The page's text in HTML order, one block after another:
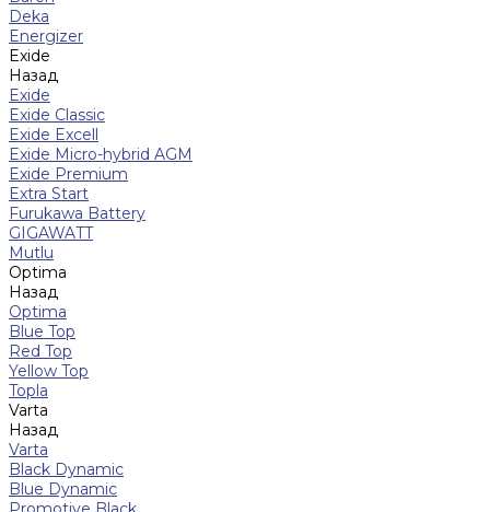
Deka
Energizer
Exide
Назад
Exide
Exide Classic
Exide Excell
Exide Micro-hybrid AGM
Exide Premium
Extra Start
Furukawa Battery
GIGAWATT
Mutlu
Optima
Назад
Optima
Blue Top
Red Top
Yellow Top
Topla
Varta
Назад
Varta
Black Dynamic
Blue Dynamic